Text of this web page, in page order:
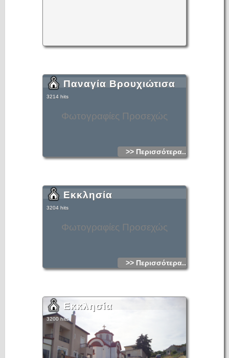
Φωτογραφίες Προσεχώς
Παναγία Βρουχιώτισα
3214 hits
>> Περισσότερα...
Φωτογραφίες Προσεχώς
Εκκλησία
3204 hits
>> Περισσότερα...
Εκκλησία
3200 hits